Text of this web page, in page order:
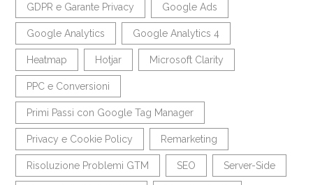
GDPR e Garante Privacy Google Ads
Google Analytics Google Analytics 4
Heatmap Hotjar Microsoft Clarity
PPC e Conversioni
Primi Passi con Google Tag Manager
Privacy e Cookie Policy Remarketing
Risoluzione Problemi GTM SEO Server-Side